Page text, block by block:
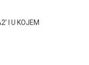
I U KOJEM